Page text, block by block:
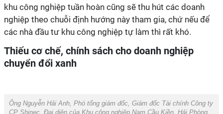
khu công nghiệp tuần hoàn cũng sẽ thu hút các doanh
nghiệp theo chuỗi định hướng này tham gia, chứ nếu để
các nhà đầu tư khu công nghiệp tự làm thì rất khó.
Thiếu cơ chế, chính sách cho doanh nghiệp
chuyển đổi xanh
Ông Nguyễn Hải Anh, Phó tổng giám đốc, Giám đốc Tài chính Công ty
CP Shinec, Đại diện của Khu công nghiệp Nam Cầu Kiền, Hải Phòng.